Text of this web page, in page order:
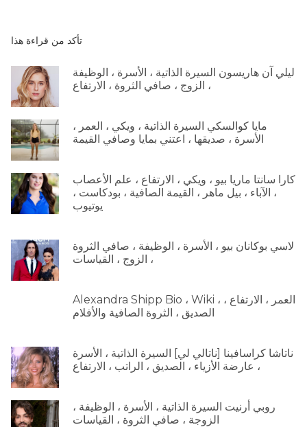
تأكد من قراءة هذا
ليلي آن هاريسون السيرة الذاتية ، الأسرة ، الوظيفة
، الزوج ، صافي الثروة ، الارتفاع
مايا كوالسكي السيرة الذاتية ، ويكي ، العمر ،
الأسرة ، صديقها ، اعتني بمايا وصافي القيمة
كارا سانتا ماريا بيو ، ويكي ، الارتفاع ، علم الأعصاب
، الآباء ، بيل ماهر ، القيمة الصافية ، بودكاست ،
يوتيوب
لاسي بوكانان بيو ، الأسرة ، الوظيفة ، صافي الثروة
، الزوج ، القياسات
Alexandra Shipp Bio ، Wiki ، العمر ، الارتفاع ،
الصديق ، الثروة الصافية والأفلام
ناتاشا كراسافينا [ناتالي لي] السيرة الذاتية ، الأسرة
، عارضة الأزياء ، الصديق ، الراتب ، الارتفاع
روبي أرنيت السيرة الذاتية ، الأسرة ، الوظيفة ،
الزوجة ، صافي الثروة ، القياسات